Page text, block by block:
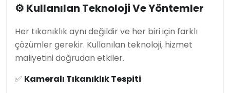
⚙️ Kullanılan Teknoloji Ve Yöntemler
Her tıkanıklık aynı değildir ve her biri için farklı
çözümler gerekir. Kullanılan teknoloji, hizmet
maliyetini doğrudan etkiler.
✅ Kameralı Tıkanıklık Tespiti